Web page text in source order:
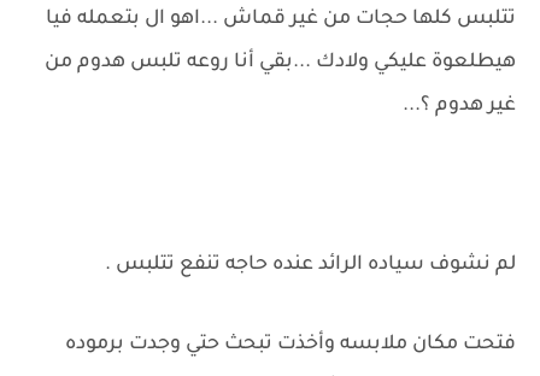
تتلبس كلها حجات من غير قماش ...اهو ال بتعمله فيا
هيطلعوة عليكي ولادك ...بقي أنا روعه تلبس هدوم من
غير هدوم ؟...
لم نشوف سياده الرائد عنده حاجه تنفع تتلبس .
فتحت مكان ملابسه وأخذت تبحث حتي وجدت برموده